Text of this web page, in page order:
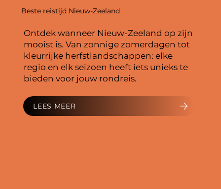
Beste reistijd Nieuw-Zeeland
Ontdek wanneer Nieuw-Zeeland op zijn
mooist is. Van zonnige zomerdagen tot
kleurrijke herfstlandschappen: elke
regio en elk seizoen heeft iets unieks te
bieden voor jouw rondreis.
LEES MEER